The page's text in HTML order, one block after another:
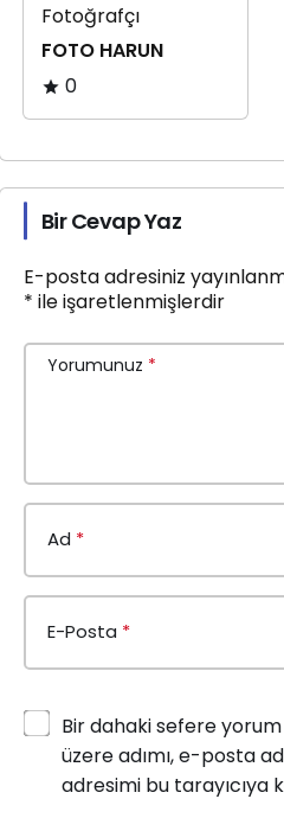
Fotoğrafçı
FOTO HARUN
0
Bir Cevap Yaz
E-posta adresiniz
* ile işaretlenmişlerdir
Yorumunuz *
Ad *
E-Posta *
Bir dahaki sefere
üzere adımı, e-posta
adresimi bu tarayıcıya